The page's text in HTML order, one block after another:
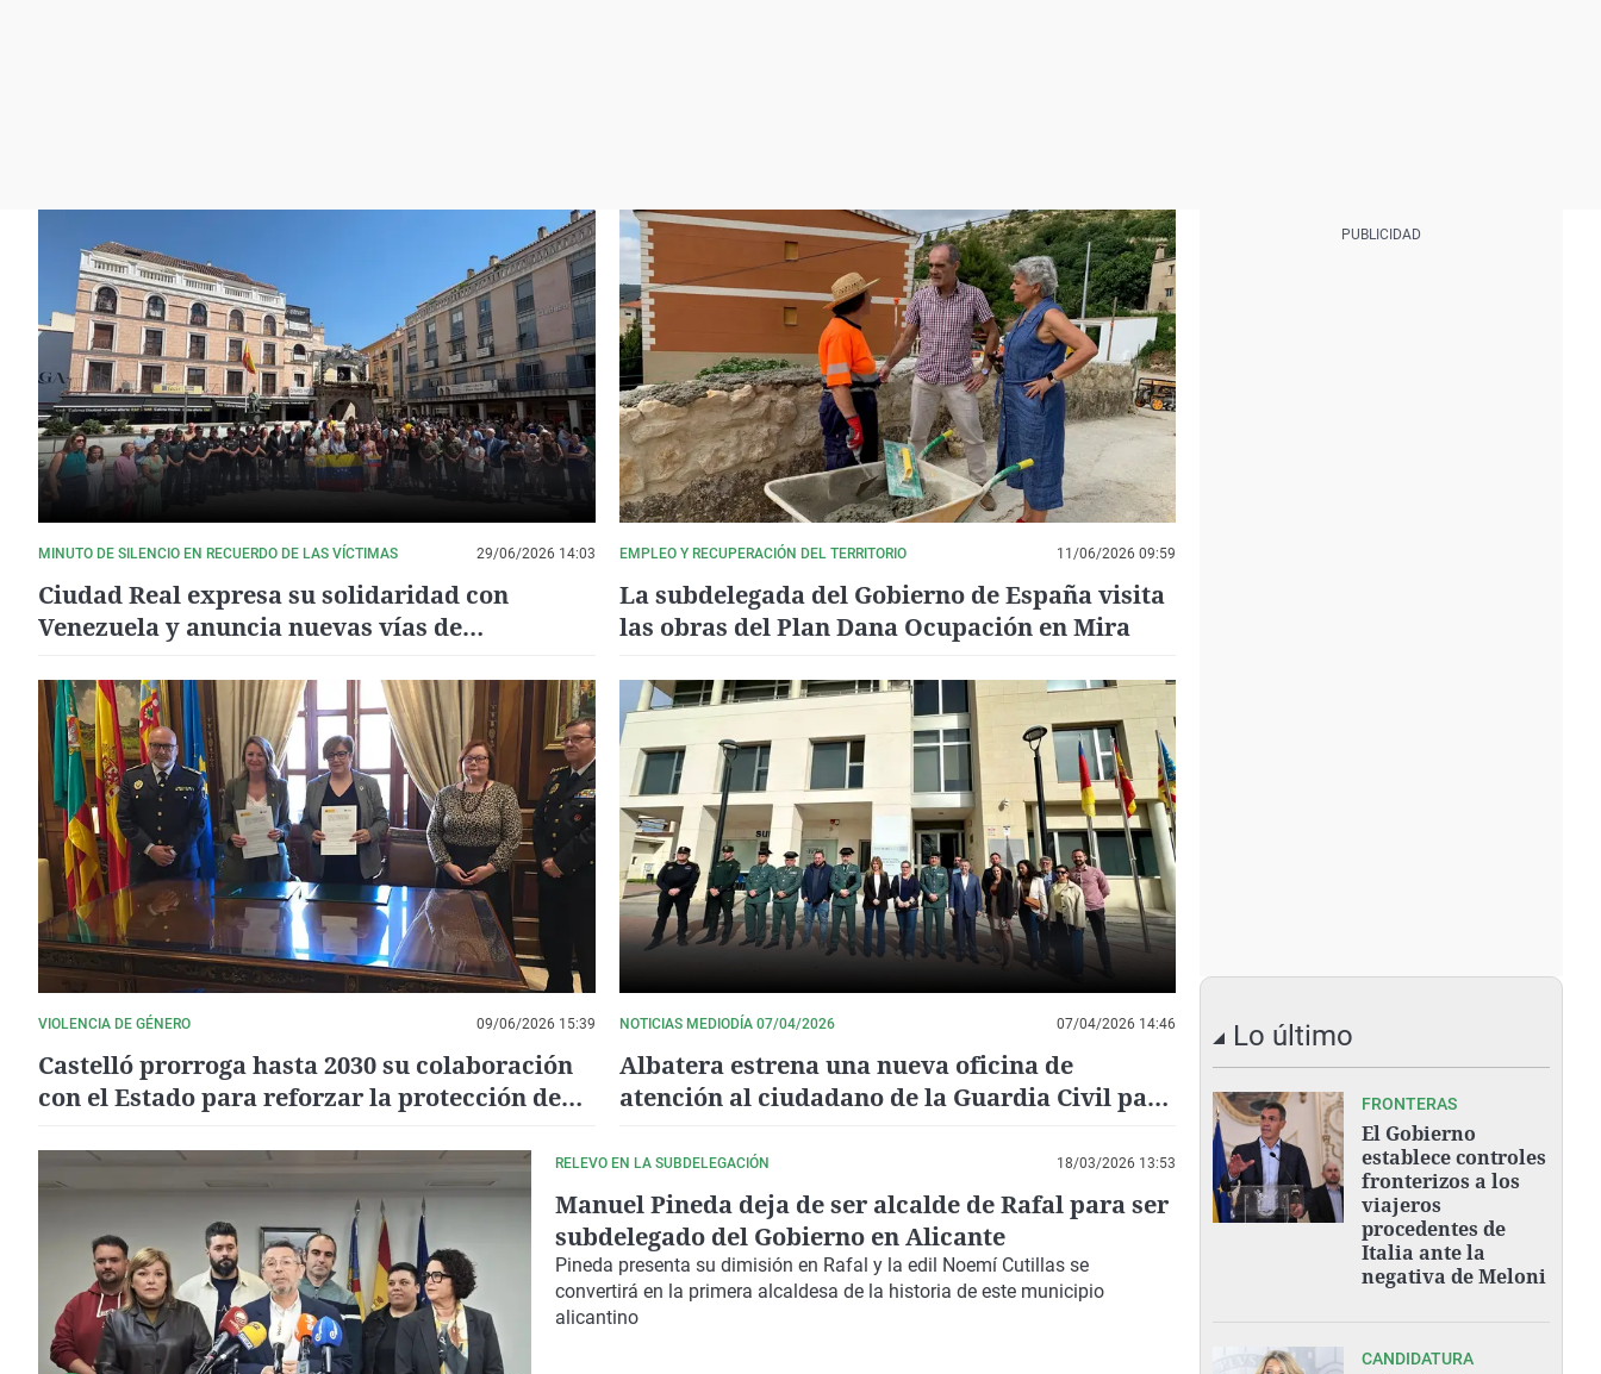
MINUTO DE SILENCIO EN RECUERDO DE LAS VÍCTIMAS 29/06/2026 14:03
Ciudad Real expresa su solidaridad con
Venezuela y anuncia nuevas vías de
EMPLEO Y RECUPERACIÓN DEL TERRITORIO 11/06/2026 09:59
La subdelegada del Gobierno de España visita
las obras del Plan Dana Ocupación en Mira
VIOLENCIA DE GÉNERO 09/06/2026 15:39
Castelló prorroga hasta 2030 su colaboración
con el Estado para reforzar la protección de
NOTICIAS MEDIODÍA 07/04/2026 07/04/2026 14:46
Albatera estrena una nueva oficina de
atención al ciudadano de la Guardia Civil para
RELEVO EN LA SUBDELEGACIÓN 18/03/2026 13:53
Manuel Pineda deja de ser alcalde de Rafal para ser
subdelegado del Gobierno en Alicante
Pineda presenta su dimisión en Rafal y la edil Noemí Cutillas se
convertirá en la primera alcaldesa de la historia de este municipio
alicantino
Lo último
FRONTERAS
El Gobierno
establece controles
fronterizos a los
viajeros
procedentes de
Italia ante la
negativa de Meloni
CANDIDATURA